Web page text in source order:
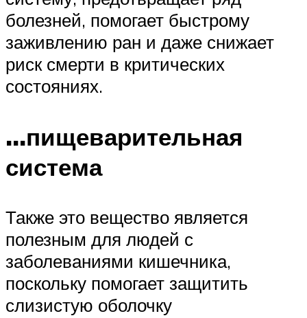
болезней, помогает быстрому
заживлению ран и даже снижает
риск смерти в критических
состояниях.
…пищеварительная
система
Также это вещество является
полезным для людей с
заболеваниями кишечника,
поскольку помогает защитить
слизистую оболочку